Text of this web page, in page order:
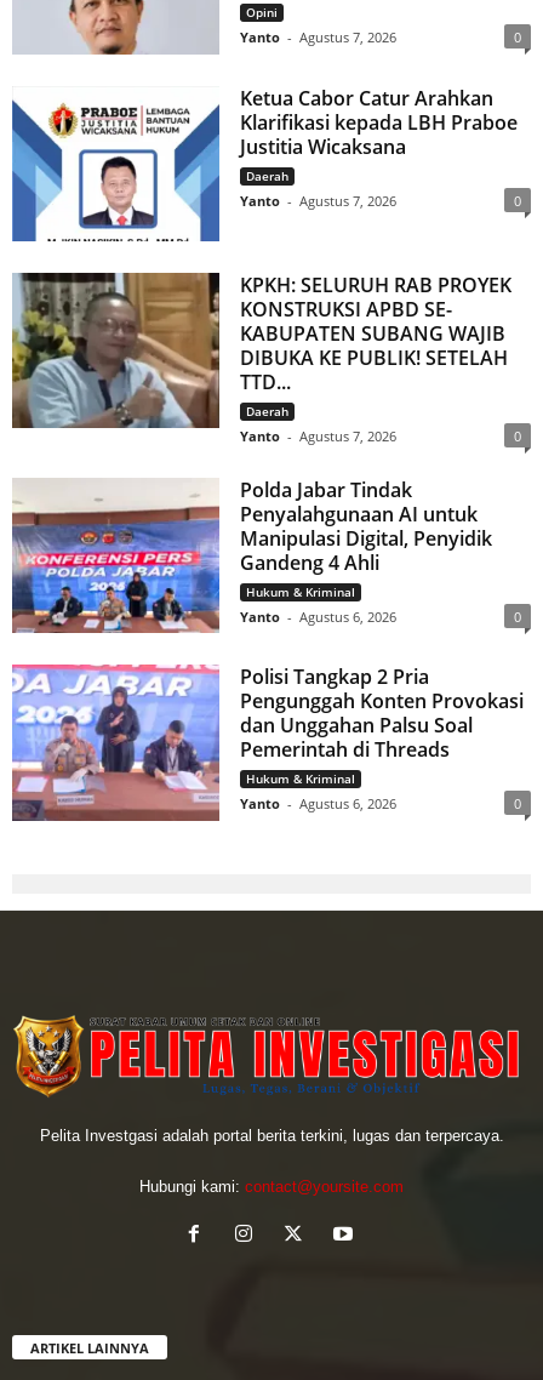
Opini
Yanto - Agustus 7, 2026 0
Ketua Cabor Catur Arahkan
Klarifikasi kepada LBH Praboe
Justitia Wicaksana
Daerah
Yanto - Agustus 7, 2026 0
KPKH: SELURUH RAB PROYEK
KONSTRUKSI APBD SE-
KABUPATEN SUBANG WAJIB
DIBUKA KE PUBLIK! SETELAH
TTD...
Daerah
Yanto - Agustus 7, 2026 0
Polda Jabar Tindak
Penyalahgunaan AI untuk
Manipulasi Digital, Penyidik
Gandeng 4 Ahli
Hukum & Kriminal
Yanto - Agustus 6, 2026 0
Polisi Tangkap 2 Pria
Pengunggah Konten Provokasi
dan Unggahan Palsu Soal
Pemerintah di Threads
Hukum & Kriminal
Yanto - Agustus 6, 2026 0
Pelita Investgasi adalah portal berita terkini, lugas dan terpercaya.
Hubungi kami: contact@yoursite.com
ARTIKEL LAINNYA